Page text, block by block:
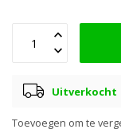
Uitverkocht
Toevoegen om te